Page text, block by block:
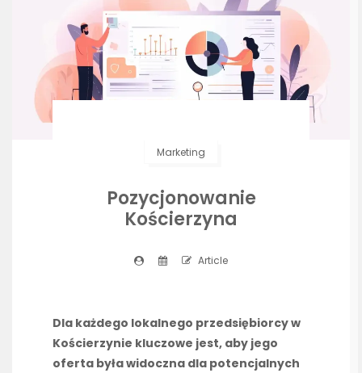
Marketing
Pozycjonowanie
Kościerzyna
Article
Dla każdego lokalnego przedsiębiorcy w
Kościerzynie kluczowe jest, aby jego
oferta była widoczna dla potencjalnych